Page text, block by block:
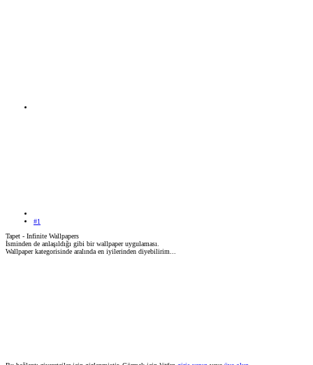
#1
Tapet - Infinite Wallpapers
İsminden de anlaşıldığı gibi bir wallpaper uygulaması.
Wallpaper kategorisinde aralında en iyilerinden diyebilirim...